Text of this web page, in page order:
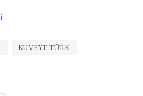
KUVEYT TÜRK